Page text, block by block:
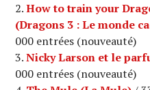
How to train your
(Dragons 3 : Le monde
000 entrées (nouveauté)
Nicky Larson et le
000 entrées (nouveauté)